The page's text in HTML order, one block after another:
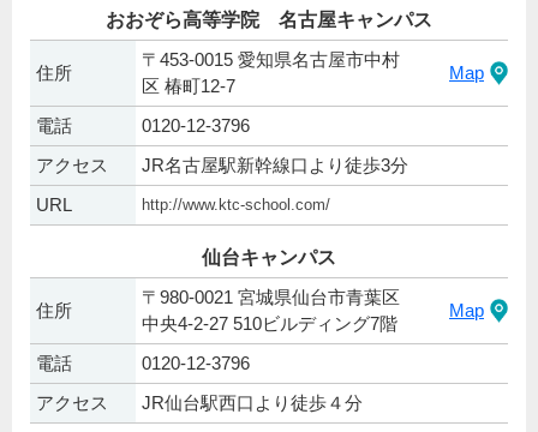
おおぞら高等学院 名古屋キャンパス
住所
〒453-0015 愛知県名古屋市中村
区 椿町12-7
Map
電話
0120-12-3796
アクセス
JR名古屋駅新幹線口より徒歩3分
URL
http://www.ktc-school.com/
仙台キャンパス
住所
〒980-0021 宮城県仙台市青葉区
中央4-2-27 510ビルディング7階
Map
電話
0120-12-3796
アクセス
JR仙台駅西口より徒歩４分